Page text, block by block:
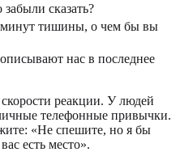
сказать?
минут тишины, о чем бы вы
нас в последнее
реакции. У людей
телефонные привычки.
«Не спешите, но я бы
есть место».